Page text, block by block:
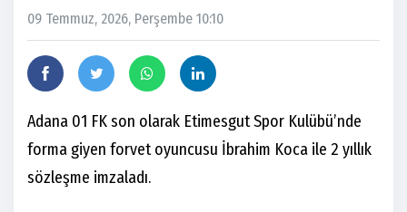
09 Temmuz, 2026, Perşembe 10:10
Adana 01 FK son olarak Etimesgut Spor Kulübü’nde
forma giyen forvet oyuncusu İbrahim Koca ile 2 yıllık
sözleşme imzaladı.